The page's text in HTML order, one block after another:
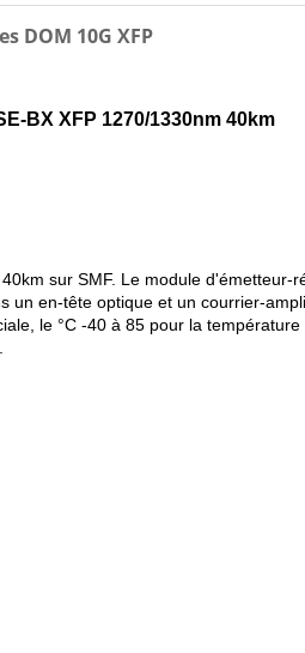
DOM 10G XFP
BX XFP 1270/1330nm 40km
sur SMF. Le module d'émetteur-
en-tête optique et un courrier-
le °C -40 à 85 pour la température